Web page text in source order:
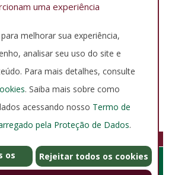
POLÍTICA DE PRIVACIDADE
- Rio de Janeiro - RJ - Brasil -
uma experiência
melhorar sua experiência,
analisar seu uso do site e
Para mais detalhes, consulte
. Saiba mais sobre como
acessando nosso Termo de
pela Proteção de Dados.
os
Rejeitar todos os cookies